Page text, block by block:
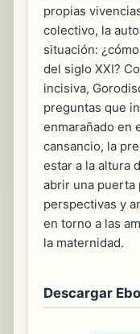
propias
colectivo, la
situación:
del siglo XXI?
incisiva,
preguntas que
enmarañado en
cansancio, la
estar a la altura
abrir una puerta
perspectivas y
en torno a las
la maternidad.
Descargar